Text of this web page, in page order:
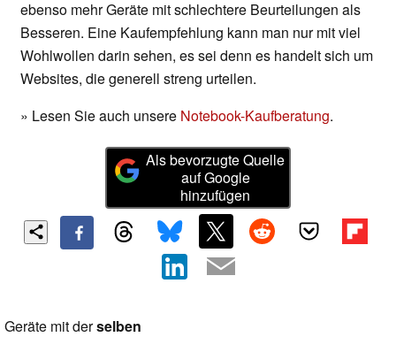
ebenso mehr Geräte mit schlechtere Beurteilungen als
Besseren. Eine Kaufempfehlung kann man nur mit viel
Wohlwollen darin sehen, es sei denn es handelt sich um
Websites, die generell streng urteilen.
» Lesen Sie auch unsere Notebook-Kaufberatung.
Als bevorzugte Quelle
auf Google
hinzufügen
Geräte mit derselben